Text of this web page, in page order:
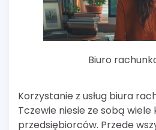
Biuro
Korzystanie z usług biura
Tczewie niesie ze sobą wiele
przedsiębiorców. Przede